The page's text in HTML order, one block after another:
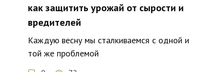
как защитить урожай от сырости и
вредителей
Каждую весну мы сталкиваемся с одной и
той же проблемой